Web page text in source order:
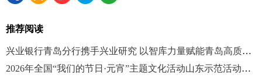
推荐阅读
兴业银行青岛分行携手兴业研究 以智库力量赋能青岛高质量发展
2026年全国“我们的节日·元宵”主题文化活动山东示范活动在青岛市市北区举办